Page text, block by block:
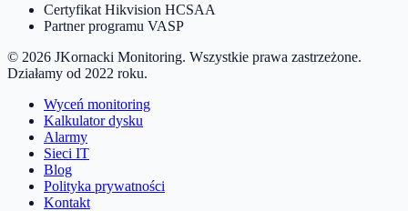
Certyfikat Hikvision HCSAA
Partner programu VASP
© 2026 JKornacki Monitoring. Wszystkie prawa zastrzeżone.
Działamy od 2022 roku.
Wyceń monitoring
Kalkulator dysku
Alarmy
Sieci IT
Blog
Polityka prywatności
Kontakt